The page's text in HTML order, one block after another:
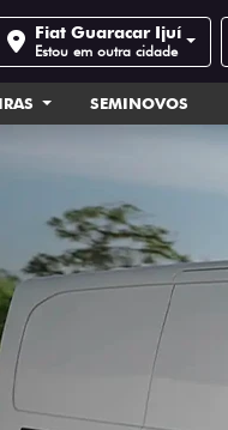
Fiat Guaracar Ijuí
Estou em outra cidade
SEMINOVOS